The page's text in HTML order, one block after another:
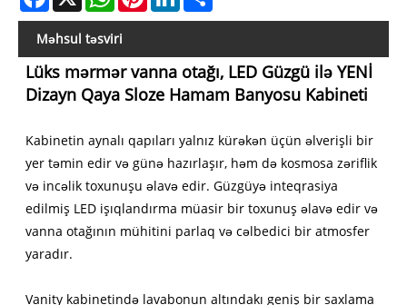
Məhsul təsviri
Lüks mərmər vanna otağı, LED Güzgü ilə YENİ
Dizayn Qaya Sloze Hamam Banyosu Kabineti
Kabinetin aynalı qapıları yalnız kürəkən üçün əlverişli bir
yer təmin edir və günə hazırlaşır, həm də kosmosa zəriflik
və incəlik toxunuşu əlavə edir. Güzgüyə inteqrasiya
edilmiş LED işıqlandırma müasir bir toxunuş əlavə edir və
vanna otağının mühitini parlaq və cəlbedici bir atmosfer
yaradır.
Vanity kabinetində lavabonun altındakı geniş bir saxlama